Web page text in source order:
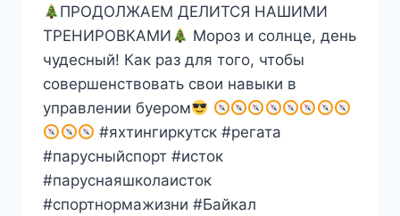
ПРОДОЛЖАЕМ ДЕЛИТСЯ НАШИМИ
ТРЕНИРОВКАМИ
Мороз и солнце, день
чудесный! Как раз для того, чтобы
совершенствовать свои навыки в
управлении буером
#яхтингиркутск #регата
#парусныйспорт #исток
#паруснаяшколаисток
#спортнормажизни #Байкал